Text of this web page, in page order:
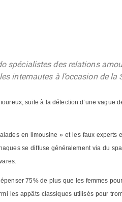
spécialistes des relations
internautes à l’occasion de la
suite à la détection d’une vague
en limousine » et les faux experts
se diffuse généralement via du
75% de plus que les femmes
les appâts classiques utilisés pour